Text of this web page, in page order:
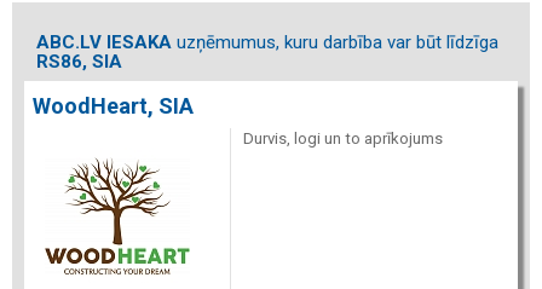
ABC.LV IESAKA uzņēmumus, kuru darbība var būt līdzīga
RS86, SIA
WoodHeart, SIA
Durvis, logi un to aprīkojums